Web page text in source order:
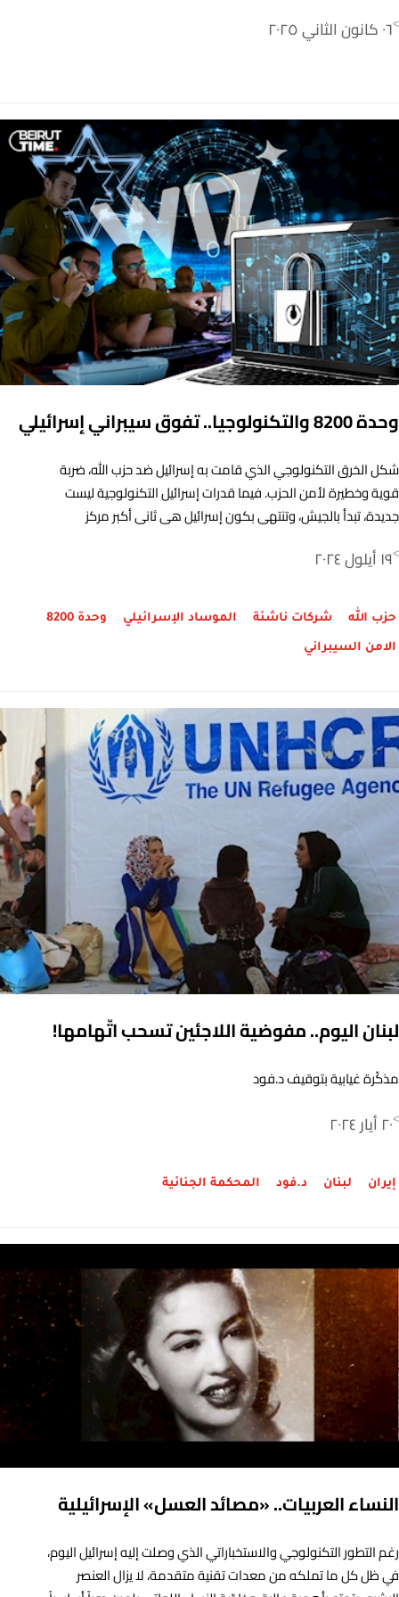
>٠٦ كانون الثاني ٢٠٢٥
وحدة 8200 والتكنولوجيا.. تفوق سيبراني إسرائيلي
شكل الخرق التكنولوجي الذي قامت به إسرائيل ضد حزب الله، ضربة
قوية وخطيرة لأمن الحزب. فيما قدرات إسرائيل التكنولوجية ليست
جديدة، تبدأ بالجيش، وتنتهي بكون إسرائيل هي ثاني أكبر مركز
>١٩ أيلول ٢٠٢٤
حزب الله شركات ناشئة الموساد الإسرائيلي وحدة 8200
الامن السيبراني
لبنان اليوم.. مفوضية اللاجئين تسحب اتّهامها!
مذكّرة غيابية بتوقيف د.فود
>٢٠ أيار ٢٠٢٤
إيران لبنان د.فود المحكمة الجنائية
النساء العربيات.. «مصائد العسل» الإسرائيلية
رغم التطور التكنولوجي والاستخباراتي الذي وصلت إليه إسرائيل اليوم،
في ظل كل ما تملكه من معدات تقنية متقدمة، لا يزال العنصر